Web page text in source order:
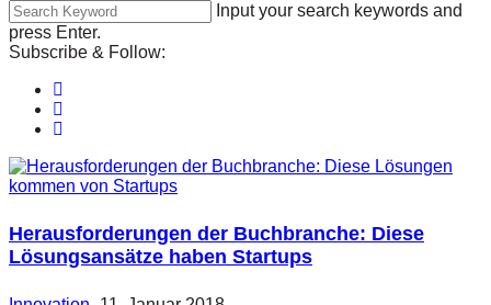
Input your search keywords and
press Enter.
Subscribe & Follow:
Herausforderungen der Buchbranche: Diese
Lösungsansätze haben Startups